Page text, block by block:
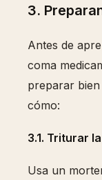
3.
Antes de
coma
preparar bien
cómo:
3.1. Triturar
Usa un